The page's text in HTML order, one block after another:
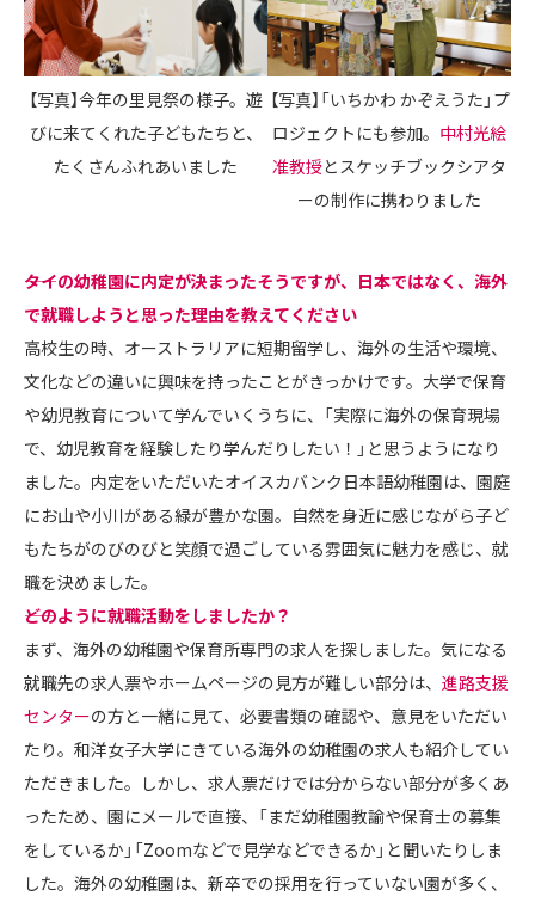
【写真】今年の里見祭の様子。遊
びに来てくれた子どもたちと、
たくさんふれあいました
【写真】「いちかわ かぞえうた」プ
ロジェクトにも参加。 中村光絵
准教授とスケッチブックシアタ
ーの制作に携わりました
――タイの幼稚園に内定が決まったそうですが、日本ではなく、海外
で就職しようと思った理由を教えてください
高校生の時、オーストラリアに短期留学し、海外の生活や環境、
文化などの違いに興味を持ったことがきっかけです。大学で保育
や幼児教育について学んでいくうちに、「実際に海外の保育現場
で、幼児教育を経験したり学んだりしたい！」と思うようになり
ました。内定をいただいたオイスカバンク日本語幼稚園は、園庭
にお山や小川がある緑が豊かな園。自然を身近に感じながら子ど
もたちがのびのびと笑顔で過ごしている雰囲気に魅力を感じ、就
職を決めました。
――どのように就職活動をしましたか？
まず、海外の幼稚園や保育所専門の求人を探しました。気になる
就職先の求人票やホームページの見方が難しい部分は、 進路支援
センターの方と一緒に見て、必要書類の確認や、意見をいただい
たり。和洋女子大学にきている海外の幼稚園の求人も紹介してい
ただきました。しかし、求人票だけでは分からない部分が多くあ
ったため、園にメールで直接、「まだ幼稚園教諭や保育士の募集
をしているか」「Zoomなどで見学などできるか」と聞いたりしま
した。海外の幼稚園は、新卒での採用を行っていない園が多く、